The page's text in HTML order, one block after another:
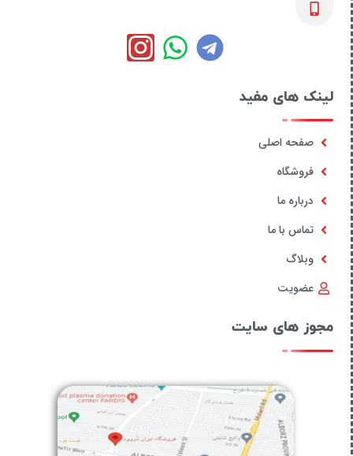
لینک های مفید
صفحه اصلی
فروشگاه
درباره ما
تماس با ما
وبلاگ
عضویت
مجوز های سایت